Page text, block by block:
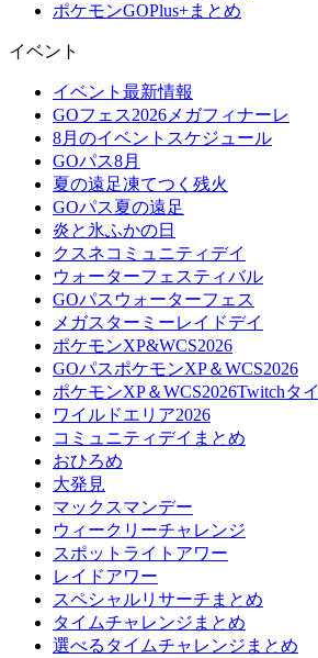
ポケモンGOPlus+まとめ
イベント
イベント最新情報
GOフェス2026メガフィナーレ
8月のイベントスケジュール
GOパス8月
夏の遠足凍てつく残火
GOパス夏の遠足
炎と氷ふかの日
クスネコミュニティデイ
ウォーターフェスティバル
GOパスウォーターフェス
メガスターミーレイドデイ
ポケモンXP&WCS2026
GOパスポケモンXP＆WCS2026
ポケモンXP＆WCS2026Twitchタ
ワイルドエリア2026
コミュニティデイまとめ
おひろめ
大発見
マックスマンデー
ウィークリーチャレンジ
スポットライトアワー
レイドアワー
スペシャルリサーチまとめ
タイムチャレンジまとめ
選べるタイムチャレンジまとめ